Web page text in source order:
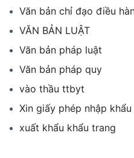
Văn bản chỉ đạo điều
VĂN BẢN LUẬT
Văn bản pháp luật
Văn bản pháp quy
vào thầu ttbyt
Xin giấy phép nhập
xuất khẩu khẩu trang